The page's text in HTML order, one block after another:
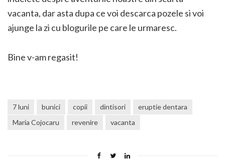
vacanta, dar asta dupa ce voi descarca pozele si voi
ajunge la zi cu blogurile pe care le urmaresc.
Bine v-am regasit!
7 luni bunici copii dintisori
eruptie dentara
Maria Cojocaru
revenire vacanta